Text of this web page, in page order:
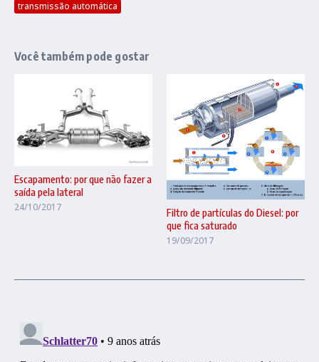
transmissão automática
Você também pode gostar
Escapamento: por que não fazer a
saída pela lateral
24/10/2017
Filtro de partículas do Diesel: por
que fica saturado
19/09/2017